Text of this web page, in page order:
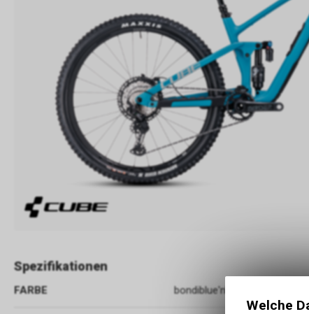
Spezifikationen
FARBE bondiblue'n'grey
Welche